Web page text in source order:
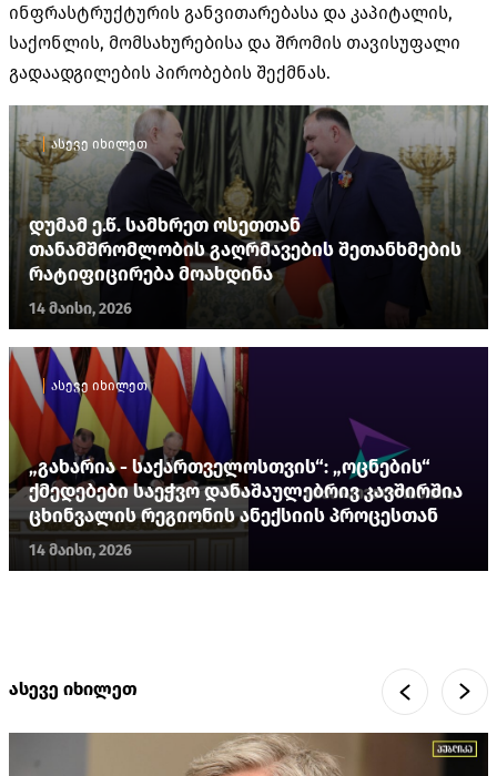
ინფრასტრუქტურის განვითარებასა და კაპიტალის,
საქონლის, მომსახურებისა და შრომის თავისუფალი
გადაადგილების პირობების შექმნას.
ასევე იხილეთ
დუმამ ე.წ. სამხრეთ ოსეთთან
თანამშრომლობის გაღრმავების შეთანხმების
რატიფიცირება მოახდინა
14 მაისი, 2026
ასევე იხილეთ
„გახარია - საქართველოსთვის“: „ოცნების“
ქმედებები საეჭვო დანაშაულებრივ კავშირშია
ცხინვალის რეგიონის ანექსიის პროცესთან
14 მაისი, 2026
ასევე იხილეთ